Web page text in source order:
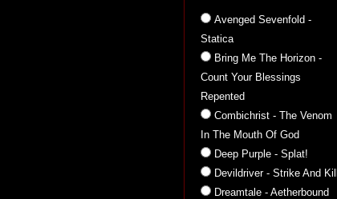
Avenged Sevenfold -
Statica
Bring Me The Horizon -
Count Your Blessings
Repented
Combichrist - The Venom
In The Mouth Of God
Deep Purple - Splat!
Devildriver - Strike And Kill
Dreamtale - Aetherbound